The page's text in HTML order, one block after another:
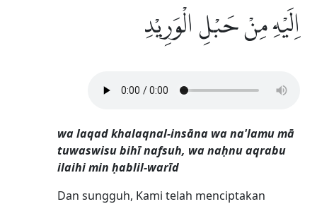
اِلَيْهِ مِنْ حَبْلِ الْوَرِيْدِ
wa laqad khalaqnal-insāna wa na'lamu mā
tuwaswisu bihī nafsuh, wa naḥnu aqrabu
ilaihi min ḥablil-warīd
Dan sungguh, Kami telah menciptakan